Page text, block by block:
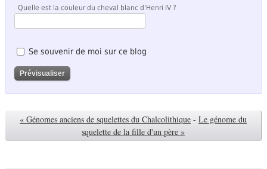
Quelle est la couleur du cheval blanc d'Henri IV ?
Se souvenir de moi sur ce blog
« Génomes anciens de squelettes du Chalcolithique - Le génome du
squelette de la fille d'un père »